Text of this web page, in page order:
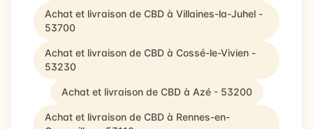
Achat et livraison de CBD à Villaines-la-Juhel -
53700
Achat et livraison de CBD à Cossé-le-Vivien -
53230
Achat et livraison de CBD à Azé - 53200
Achat et livraison de CBD à Rennes-en-